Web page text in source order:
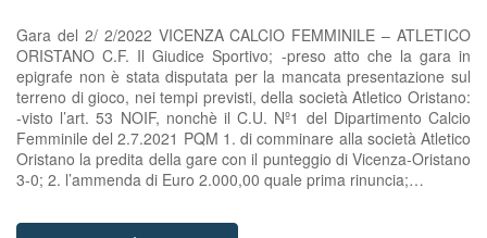
Gara del 2/ 2/2022 VICENZA CALCIO FEMMINILE – ATLETICO
ORISTANO C.F. Il Giudice Sportivo; -preso atto che la gara in
epigrafe non è stata disputata per la mancata presentazione sul
terreno di gioco, nei tempi previsti, della società Atletico Oristano:
-visto l’art. 53 NOIF, nonchè il C.U. Nº1 del Dipartimento Calcio
Femminile del 2.7.2021 PQM 1. di comminare alla società Atletico
Oristano la predita della gare con il punteggio di Vicenza-Oristano
3-0; 2. l’ammenda di Euro 2.000,00 quale prima rinuncia;…